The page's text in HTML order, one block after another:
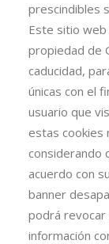
prescindibles
Este sitio web
propiedad de
caducidad,
únicas con el
usuario que
estas cookies
considerando
acuerdo con
banner
podrá
información